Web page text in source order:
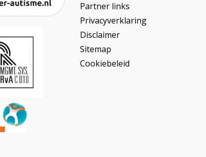
Partner links
Privacyverklaring
Disclaimer
Sitemap
Cookiebeleid